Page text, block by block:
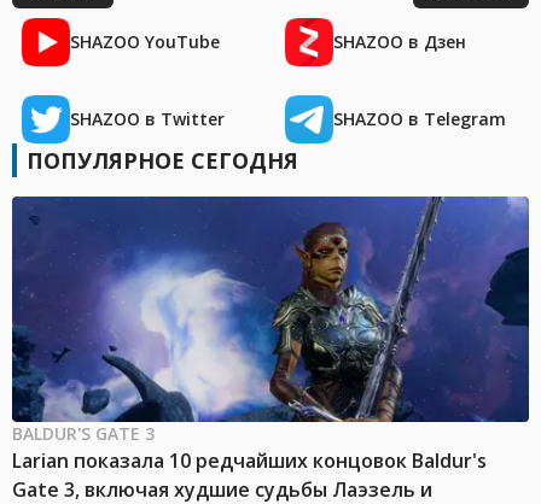
SHAZOO YouTube SHAZOO в Дзен
SHAZOO в Twitter SHAZOO в Telegram
ПОПУЛЯРНОЕ СЕГОДНЯ
BALDUR'S GATE 3
Larian показала 10 редчайших концовок Baldur's
Gate 3, включая худшие судьбы Лаэзель и